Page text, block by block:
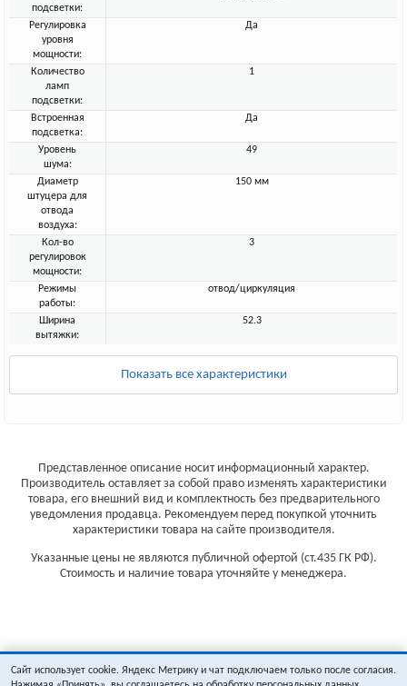
подсветки:
Регулировка
уровня
мощности:
Да
Количество
ламп
подсветки:
1
Встроенная
подсветка:
Да
Уровень
шума:
49
Диаметр
штуцера для
отвода
воздуха:
150 мм
Кол-во
регулировок
мощности:
3
Режимы
работы:
отвод/циркуляция
Ширина
вытяжки:
52.3
Показать все характеристики
Представленное описание носит информационный характер.
Производитель оставляет за собой право изменять характеристики
товара, его внешний вид и комплектность без предварительного
уведомления продавца. Рекомендуем перед покупкой уточнить
характеристики товара на сайте производителя.
Указанные цены не являются публичной офертой (ст.435 ГК РФ).
Стоимость и наличие товара уточняйте у менеджера.
Сайт использует cookie. Яндекс Метрику и чат подключаем только после согласия.